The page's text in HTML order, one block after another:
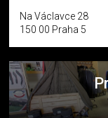
Na Václavce 28
150 00 Praha 5